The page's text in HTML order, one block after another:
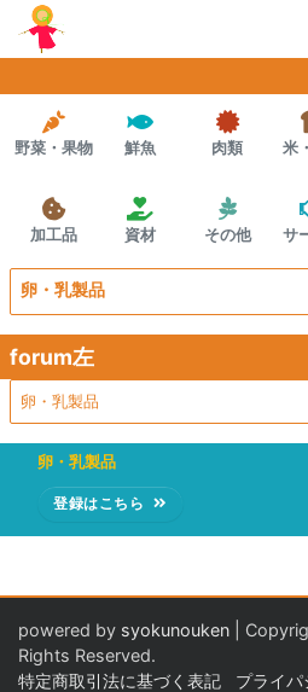
コンテンツにスキップする
野菜・果物 鮮魚 肉類 米
加工品 資材 その他 サ
卵・乳製品
forum左
卵・乳製品
卵・乳製品
登録はこちら
powered by syokunouken |
Rights Reserved.
特定商取引法に基づく表記
プライパ
決済方法
プレミアム会員
かかしポイント